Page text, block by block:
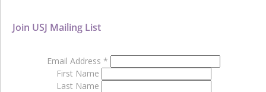
Join USJ Mailing List
Email Address *
First Name
Last Name